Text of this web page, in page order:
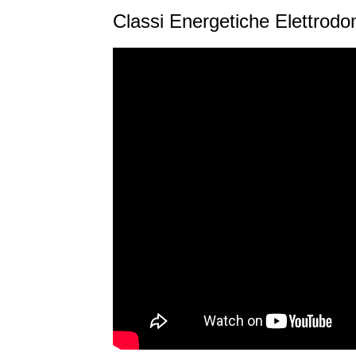
Classi Energetiche